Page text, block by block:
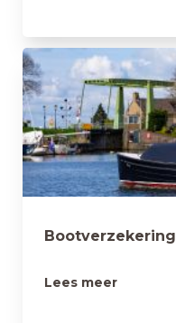
Bootverzekering
Lees meer